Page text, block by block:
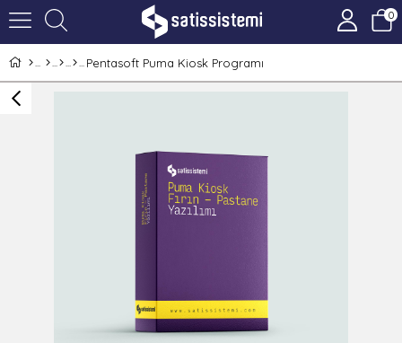
0
Pentasoft Puma Kiosk Programı